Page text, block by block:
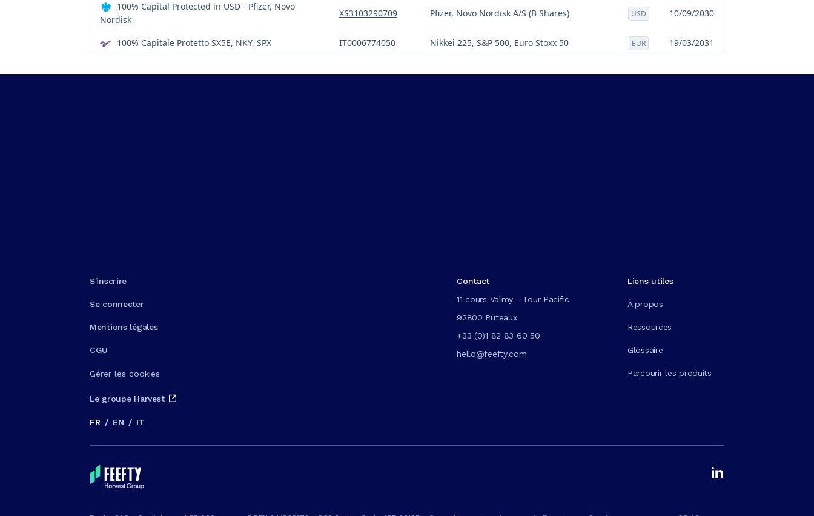
100% Capital Protected in USD - Pfizer, Novo
Nordisk
XS3103290709 Pfizer, Novo Nordisk A/S (B Shares) USD 10/09/2030
100% Capitale Protetto SX5E, NKY, SPX IT0006774050 Nikkei 225, S&P 500, Euro Stoxx 50 EUR 19/03/2031
S'inscrire
Se connecter
Mentions légales
CGU
Gérer les cookies
Le groupe Harvest
FR / EN / IT
Contact
11 cours Valmy - Tour Pacific
92800 Puteaux
+33 (0)1 82 83 60 50
hello@feefty.com
Liens utiles
À propos
Ressources
Glossaire
Parcourir les produits